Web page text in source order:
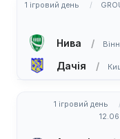
1 ігровий день
Нива
Дачія
1 ігровий день